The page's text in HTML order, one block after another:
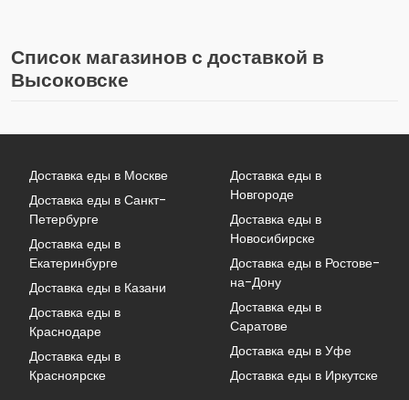
Список магазинов с доставкой в
Высоковске
Доставка еды в Москве
Доставка еды в Санкт-
Петербурге
Доставка еды в
Екатеринбурге
Доставка еды в Казани
Доставка еды в
Краснодаре
Доставка еды в
Красноярске
Доставка еды в
Новгороде
Доставка еды в
Новосибирске
Доставка еды в Ростове-
на-Дону
Доставка еды в
Саратове
Доставка еды в Уфе
Доставка еды в Иркутске